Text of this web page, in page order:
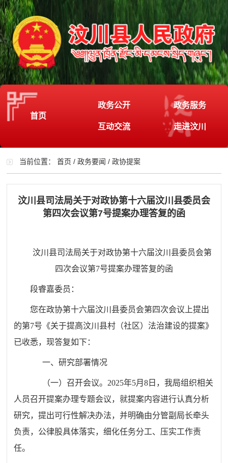
首页
政务公开 政务服务
互动交流 走进汶川
当前位置：首页 /政务要闻 /政协提案
汶川县司法局关于对政协第十六届汶川县委员会
第四次会议第7号提案办理答复的函
汶川县司法局关于对政协第十六届汶川县委员会第
四次会议第7号提案办理答复的函
段睿嘉委员：
您在政协第十六届汶川县委员会第四次会议上提出
的第7号《关于提高汶川县村（社区）法治建设的提案》
已收悉，现答复如下：
一、研究部署情况
（一）召开会议。2025年5月8日，我局组织相关
人员召开提案办理专题会议，就提案内容进行认真分析
研究，提出可行性解决办法，并明确由分管副局长牵头
负责，公律股具体落实，细化任务分工、压实工作责
任。